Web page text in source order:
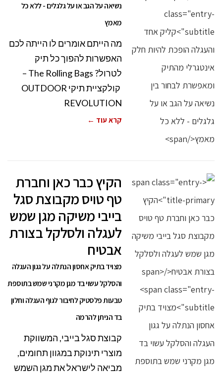
נשיאה על הגב או על גלגלים - ללא כל
מאמץ
מה הייתם אומרים לו הייתה לכם
האפשרות להפוך כל תיק
לטרול? The Rolling Bags –
קולקציית תיקי OUTDOOR
REVOLUTION
קרא עוד ←
הקיץ כבר כאן וחברת
טף טויס מקבוצת סגל
בייבי משיקה מגן שמש
לעגלה ולסלקל בצורת
אבטיח
מצויד בתיק אחסון הנתלה על גגון העגלה
והסלקל עשוי בד מגן מקרני שמש בתוספת
טבעות פלסטיק לחיבור לגוף העגלה וחלון
בד הניתן להרמה
קבוצת סגל בייבי, המשווקת
מוצרי תינוקת במגוון תחומים,
מביאה לישראל את מגן השמש